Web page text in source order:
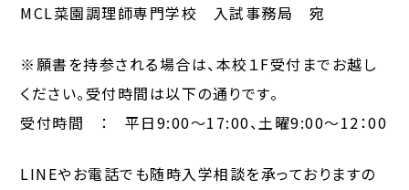
MCL菜園調理師専門学校 入試事務局 宛
※願書を持参される場合は、本校１F受付までお越し
ください。受付時間は以下の通りです。
受付時間 ： 平日9:00～17:00、土曜9:00～12：00
LINEやお電話でも随時入学相談を承っておりますの